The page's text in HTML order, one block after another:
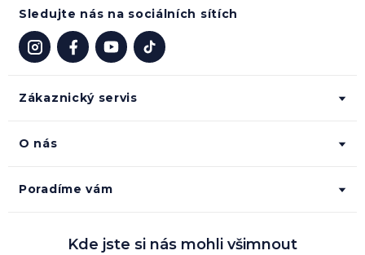
Zákaznický servis
O nás
Poradíme vám
Sledujte nás na sociálních sítích
Kde jste si nás mohli všimnout